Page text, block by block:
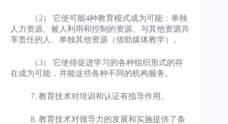
（2） 它使可能4种教育模式成为可能：单独
人力资源、被人利用和控制的资源、与其他资源共
享责任的人、单独其他资源（借助媒体教学）。
（3） 它使得促进学习的各种组织形式的存
在成为可能，并能这些各种不同的机构服务。
7. 教育技术对培训和认证有指导作用。
8. 教育技术对领导力的发展和实施提供了条